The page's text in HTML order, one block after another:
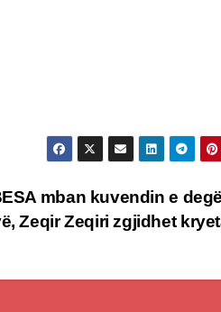
mban kuvendin e
Zeqir Zeqiri zgjidhet